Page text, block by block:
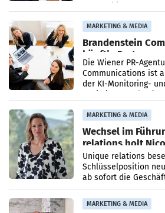
vorgeschlagenen
MARKETING & MEDIA
Brandenstein
künftig Partner
Die Wiener PR-
Communications ist
der KI-Monitoring-
MARKETING & MEDIA
Wechsel im
relations holt
Geschäftsleitung
Unique relations
Schlüsselposition
ab sofort die
PR-Agentur an der
Anna Kalina-Mahr.
MARKETING & MEDIA